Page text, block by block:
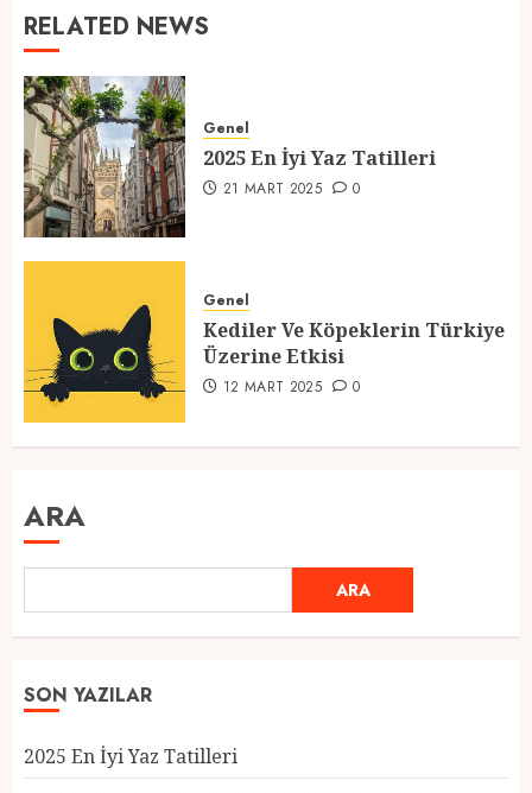
RELATED NEWS
Genel
2025 En İyi Yaz Tatilleri
21 MART 2025 0
Genel
Kediler Ve Köpeklerin Türkiye
Üzerine Etkisi
12 MART 2025 0
ARA
ARA
SON YAZILAR
2025 En İyi Yaz Tatilleri